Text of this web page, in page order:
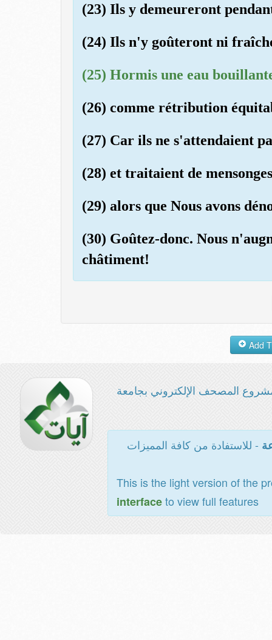
(23) Ils y demeureront
(24) Ils n'y goûteront ni
(25) Hormis une eau
(26) comme rétribution
(27) Car ils ne s'attendaient
(28) et traitaient de
(29) alors que Nous avons
(30) Goûtez-donc. Nous
châtiment!
المصحف الإلكتروني بجامعة
- للاستفادة من كافة المميزات
This is the light version of the
interfaceto view full features